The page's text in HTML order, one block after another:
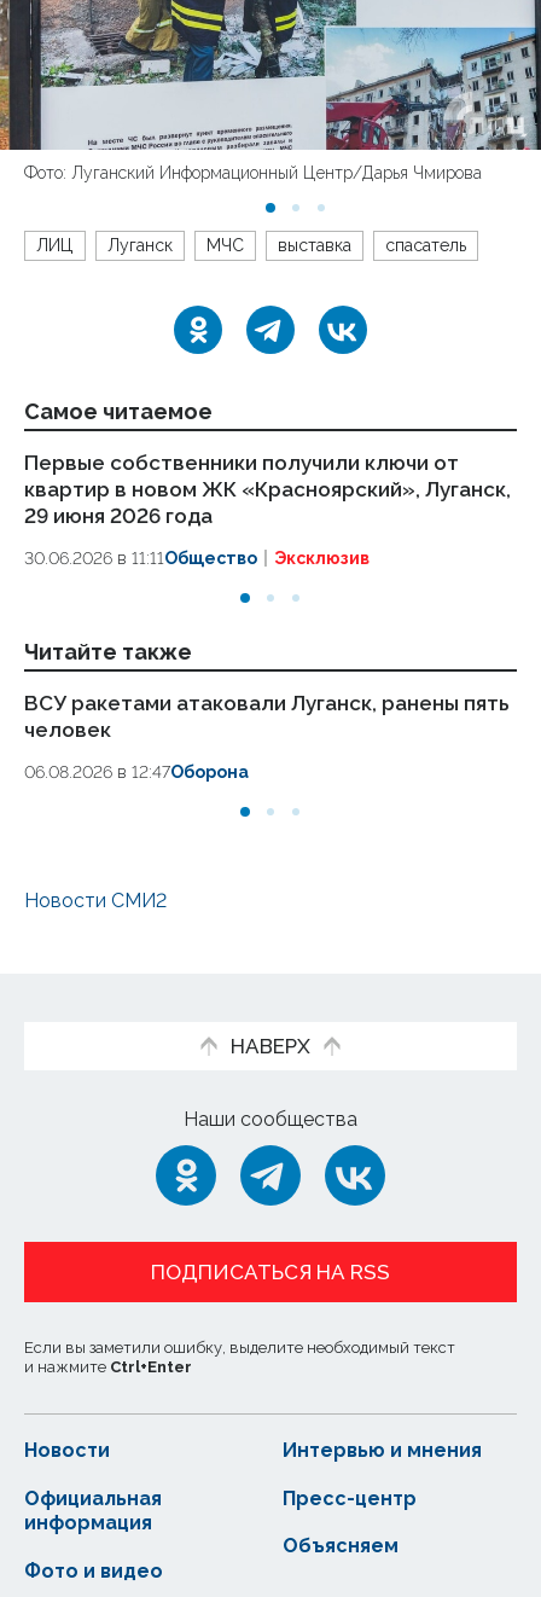
Фото: Луганский Информационный Центр/Дарья Чмирова
ЛИЦ Луганск МЧС выставка спасатель
Самое читаемое
Первые собственники получили ключи от
квартир в новом ЖК «Красноярский», Луганск,
29 июня 2026 года
30.06.2026 в 11:11Общество Эксклюзив
Читайте также
ВСУ ракетами атаковали Луганск, ранены пять
человек
06.08.2026 в 12:47Оборона
Новости СМИ2
НАВЕРХ
Наши сообщества
ПОДПИСАТЬСЯ НА RSS
Если вы заметили ошибку, выделите необходимый текст
и нажмите Ctrl+Enter
Новости
Официальная
информация
Интервью и мнения
Фото и видео
Пресс-центр
Объясняем